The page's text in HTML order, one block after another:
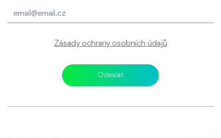
Zásady ochrany osobních údajů
Odeslat